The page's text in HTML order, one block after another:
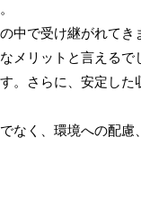
中で受け継がれてき
メリットと言えるで
。さらに、安定し
なく、環境への配